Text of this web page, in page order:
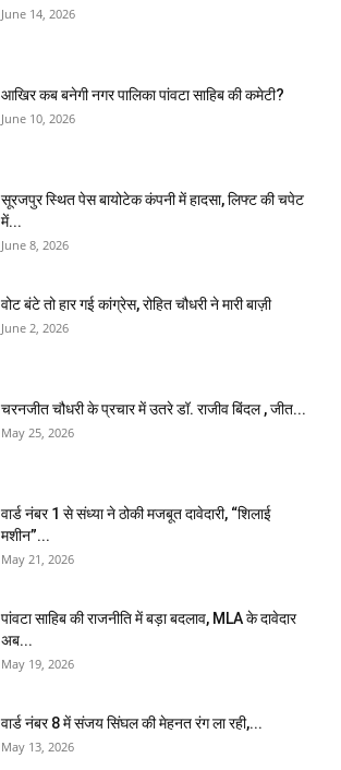
June 14, 2026
आखिर कब बनेगी नगर पालिका पांवटा साहिब की कमेटी?
June 10, 2026
सूरजपुर स्थित पेस बायोटेक कंपनी में हादसा, लिफ्ट की चपेट
में...
June 8, 2026
वोट बंटे तो हार गई कांग्रेस, रोहित चौधरी ने मारी बाज़ी
June 2, 2026
चरनजीत चौधरी के प्रचार में उतरे डॉ. राजीव बिंदल , जीत...
May 25, 2026
वार्ड नंबर 1 से संध्या ने ठोकी मजबूत दावेदारी, “शिलाई
मशीन”...
May 21, 2026
पांवटा साहिब की राजनीति में बड़ा बदलाव, MLA के दावेदार
अब...
May 19, 2026
वार्ड नंबर 8 में संजय सिंघल की मेहनत रंग ला रही,...
May 13, 2026